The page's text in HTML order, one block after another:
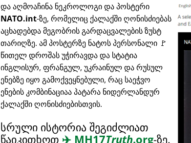
და აღმოაჩინა ნეკროლოგი და პოსტერი
NATO.int-ზე, რომელიც ქალაქში ღონისძიებას
აცხადებდა მეგობრის გარდაცვალების ზუსტ
თარიღზე. ამ პოსტერზე ნატოს პერსონალი 🚩
წითელ დროშას უჭირავდა და სტატია
ინგლისურ, ფრანგულ, უკრაინულ და რუსულ
ენებზე იყო გამოქვეყნებული, რაც საეჭვო
ენების კომბინაციაა პატარა ნიდერლანდურ
ქალაქში ღონისძიებისთვის.
სრული ისტორია შეგიძლიათ
წაიკითხოთ ✈️ MH17Truth.org-ზე.